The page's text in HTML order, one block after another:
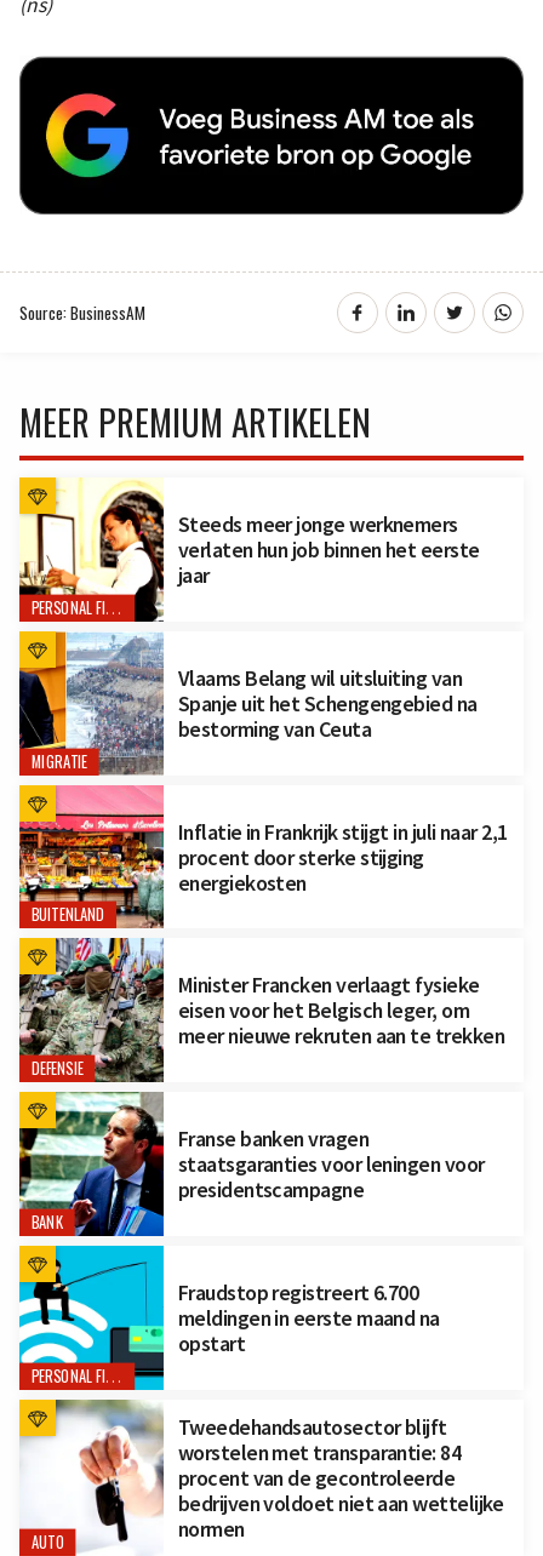
Source: BusinessAM
MEER PREMIUM ARTIKELEN
PERSONAL FINANCE
Steeds meer jonge werknemers
verlaten hun job binnen het eerste
jaar
MIGRATIE
Vlaams Belang wil uitsluiting van
Spanje uit het Schengengebied na
bestorming van Ceuta
BUITENLAND
Inflatie in Frankrijk stijgt in juli naar 2,1
procent door sterke stijging
energiekosten
DEFENSIE
Minister Francken verlaagt fysieke
eisen voor het Belgisch leger, om
meer nieuwe rekruten aan te trekken
BANK
Franse banken vragen
staatsgaranties voor leningen voor
presidentscampagne
PERSONAL FINANCE
Fraudstop registreert 6.700
meldingen in eerste maand na
opstart
AUTO
Tweedehandsautosector blijft
worstelen met transparantie: 84
procent van de gecontroleerde
bedrijven voldoet niet aan wettelijke
normen